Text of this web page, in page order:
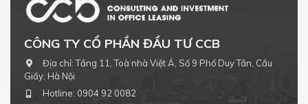
CÔNG TY CỔ PHẦN ĐẦU TƯ CCB
Địa chỉ:Tầng 11, Toà nhà Việt Á, Số 9 Phố Duy Tân, Cầu
Giấy, Hà Nội
Hotline: 0904 92 0082